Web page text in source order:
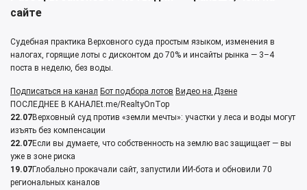
сайте
Судебная практика Верховного суда простым языком, изменения в
налогах, горящие лоты с дисконтом до 70% и инсайты рынка — 3–4
поста в неделю, без воды.
Подписаться на канал Бот подбора лотов Видео на Дзене
ПОСЛЕДНЕЕ В КАНАЛЕt.me/RealtyOnTop
22.07Верховный суд против «земли мечты»: участки у леса и воды могут
изъять без компенсации
22.07Если вы думаете, что собственность на землю вас защищает — вы
уже в зоне риска
19.07Глобально прокачали сайт, запустили ИИ‑бота и обновили 70
региональных каналов